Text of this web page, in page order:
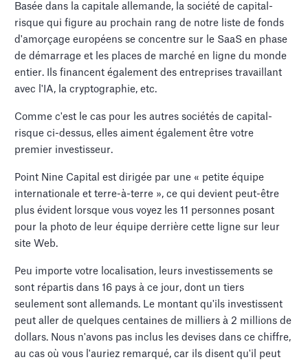
Basée dans la capitale allemande, la société de capital-
risque qui figure au prochain rang de notre liste de fonds
d'amorçage européens se concentre sur le SaaS en phase
de démarrage et les places de marché en ligne du monde
entier. Ils financent également des entreprises travaillant
avec l'IA, la cryptographie, etc.
Comme c'est le cas pour les autres sociétés de capital-
risque ci-dessus, elles aiment également être votre
premier investisseur.
Point Nine Capital est dirigée par une « petite équipe
internationale et terre-à-terre », ce qui devient peut-être
plus évident lorsque vous voyez les 11 personnes posant
pour la photo de leur équipe derrière cette ligne sur leur
site Web.
Peu importe votre localisation, leurs investissements se
sont répartis dans 16 pays à ce jour, dont un tiers
seulement sont allemands. Le montant qu'ils investissent
peut aller de quelques centaines de milliers à 2 millions de
dollars. Nous n'avons pas inclus les devises dans ce chiffre,
au cas où vous l'auriez remarqué, car ils disent qu'il peut